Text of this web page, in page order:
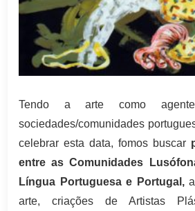
Tendo a arte como
sociedades/comunidades
celebrar esta data, fomos buscar
entre as Comunidades
Língua Portuguesa e Portugal,
arte, criações de Artistas